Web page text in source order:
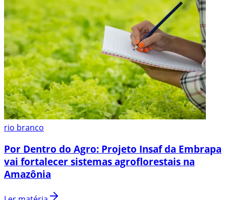
rio branco
Por Dentro do Agro: Projeto Insaf da Embrapa
vai fortalecer sistemas agroflorestais na
Amazônia